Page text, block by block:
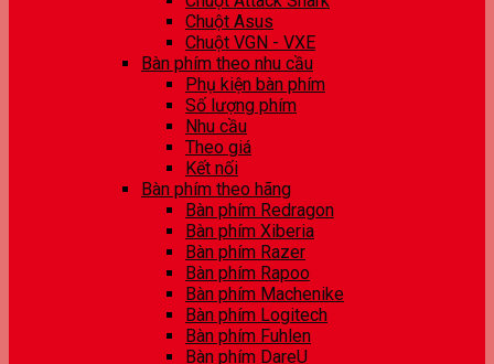
Chuột Asus
Chuột VGN - VXE
Bàn phím theo nhu cầu
Phụ kiện bàn phím
Số lượng phím
Nhu cầu
Theo giá
Kết nối
Bàn phím theo hãng
Bàn phím Redragon
Bàn phím Xiberia
Bàn phím Razer
Bàn phím Rapoo
Bàn phím Machenike
Bàn phím Logitech
Bàn phím Fuhlen
Bàn phím DareU